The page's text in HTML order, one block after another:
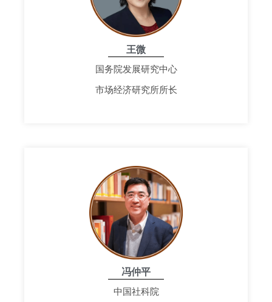
王微
国务院发展研究中心
市场经济研究所所长
冯仲平
中国社科院